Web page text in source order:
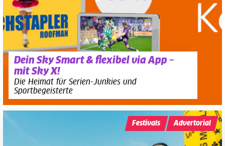
Dein Sky Smart & flexibel via App –
mit Sky X!
Die Heimat für Serien-Junkies und
Sportbegeisterte
Festivals Advertorial